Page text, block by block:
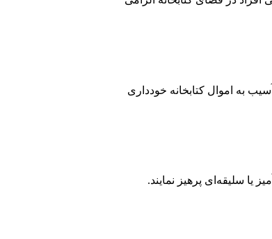
به اموال کتابخانه خودداری
یا سلیقه‌ای پرهیز نمایند.